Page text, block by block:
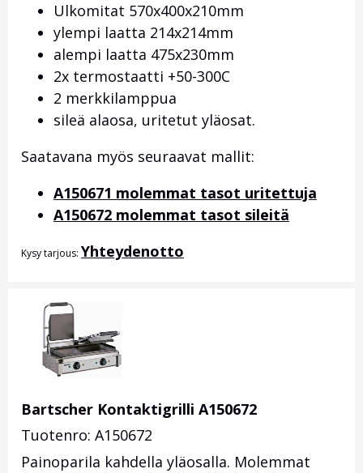
Ulkomitat 570x400x210mm
ylempi laatta 214x214mm
alempi laatta 475x230mm
2x termostaatti +50-300C
2 merkkilamppua
sileä alaosa, uritetut yläosat.
Saatavana myös seuraavat mallit:
A150671 molemmat tasot uritettuja
A150672 molemmat tasot sileitä
Kysy tarjous: Yhteydenotto
Bartscher Kontaktigrilli A150672
Tuotenro: A150672
Painoparila kahdella yläosalla. Molemmat